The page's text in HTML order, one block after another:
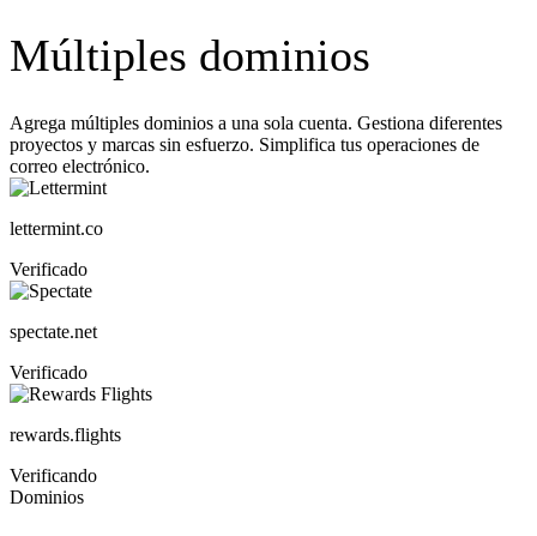
Múltiples dominios
Agrega múltiples dominios a una sola cuenta. Gestiona diferentes
proyectos y marcas sin esfuerzo. Simplifica tus operaciones de
correo electrónico.
lettermint.co
Verificado
spectate.net
Verificado
rewards.flights
Verificando
Dominios